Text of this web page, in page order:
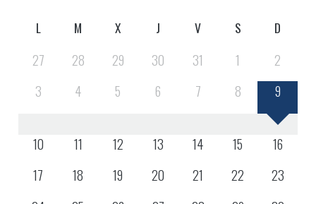
L M X J V S D
27 28 29 30 31 1
2
3
4 5 6 7 8 9
10 11 12 13 14 15
16
17
18 19 20 21 22
23